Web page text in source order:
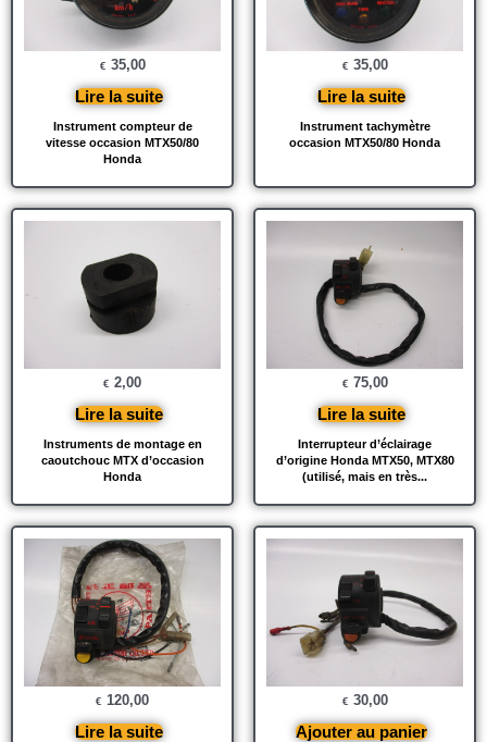
Instrument compteur de
vitesse occasion MTX50/80
Honda
€ 35,00
Lire la suite
Instrument tachymètre
occasion MTX50/80 Honda
€ 35,00
Lire la suite
Instruments de montage en
caoutchouc MTX d’occasion
Honda
€ 2,00
Lire la suite
Interrupteur d’éclairage
d’origine Honda MTX50, MTX80
(utilisé, mais en très...
€ 75,00
Lire la suite
€ 120,00
Lire la suite
€ 30,00
Ajouter au panier